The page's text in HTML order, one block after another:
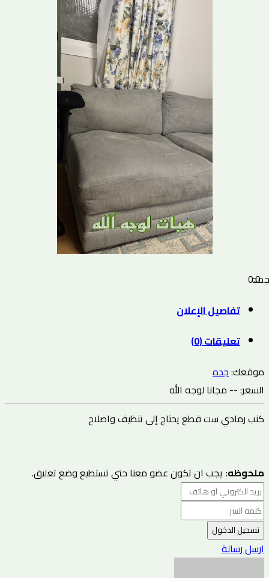
0.0 نجمه
تفاصيل الإعلان
تعليقات (0)
موقعك:جده
السعر:-- مجانا لوجه الله
‏كنب رمادي ست قطع يحتاج إلى تنظيف واصلاح
ملحوظه: يجب ان تكون عضو معنا حتي تستطيع وضع تعليق.
تسجيل الدخول
ارسل رسالة